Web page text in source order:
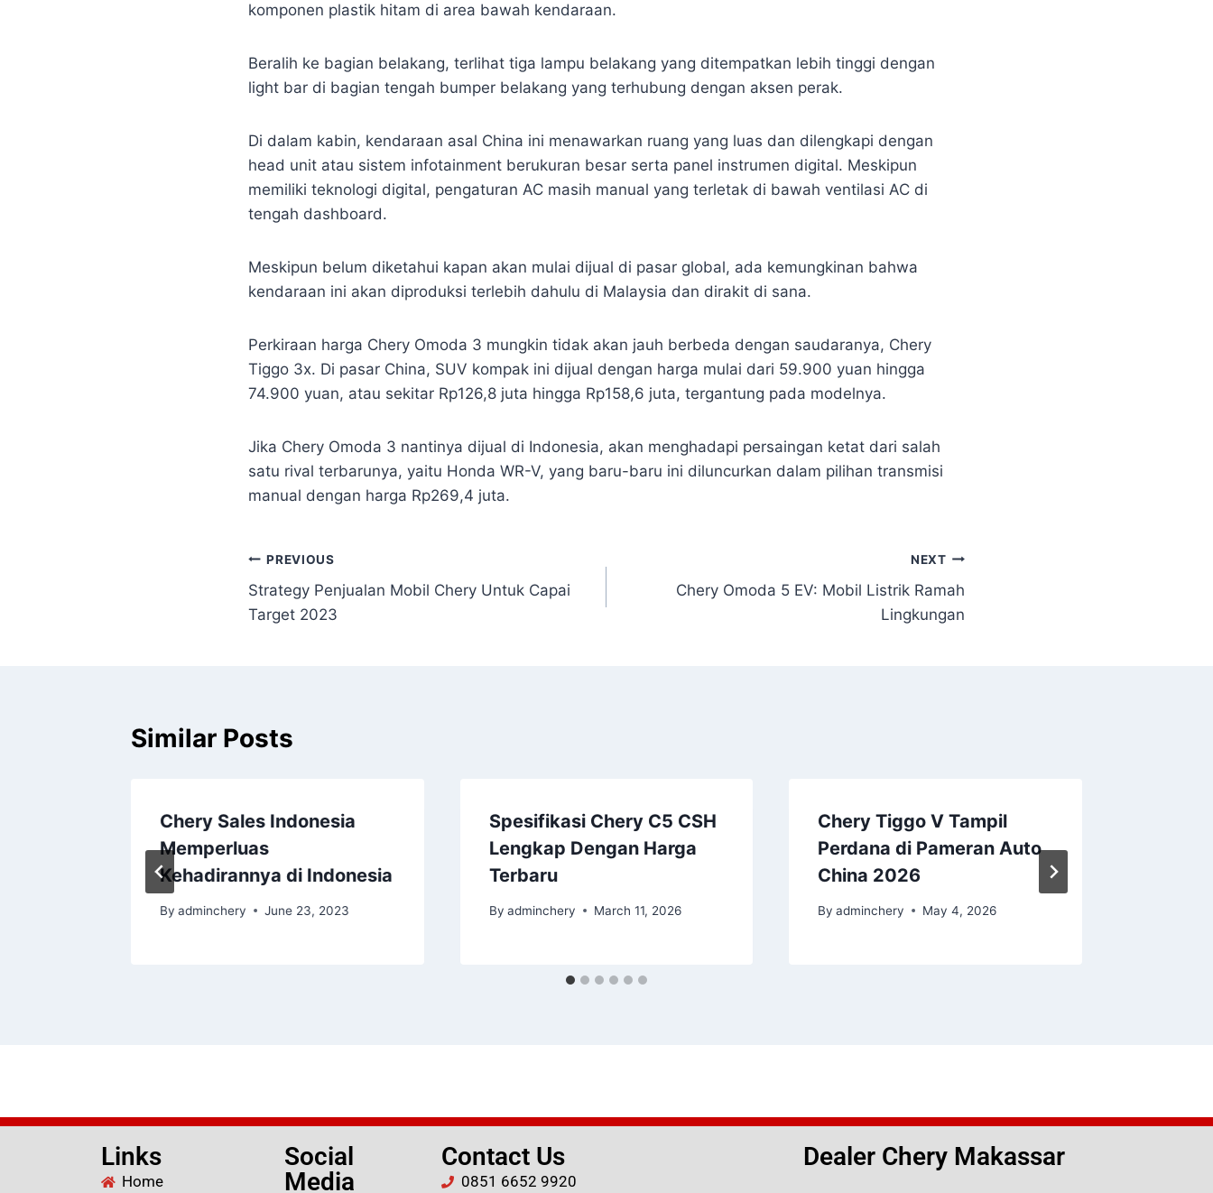
komponen plastik hitam di area bawah kendaraan.
Beralih ke bagian belakang, terlihat tiga lampu belakang yang ditempatkan lebih tinggi dengan
light bar di bagian tengah bumper belakang yang terhubung dengan aksen perak.
Di dalam kabin, kendaraan asal China ini menawarkan ruang yang luas dan dilengkapi dengan
head unit atau sistem infotainment berukuran besar serta panel instrumen digital. Meskipun
memiliki teknologi digital, pengaturan AC masih manual yang terletak di bawah ventilasi AC di
tengah dashboard.
Meskipun belum diketahui kapan akan mulai dijual di pasar global, ada kemungkinan bahwa
kendaraan ini akan diproduksi terlebih dahulu di Malaysia dan dirakit di sana.
Perkiraan harga Chery Omoda 3 mungkin tidak akan jauh berbeda dengan saudaranya, Chery
Tiggo 3x. Di pasar China, SUV kompak ini dijual dengan harga mulai dari 59.900 yuan hingga
74.900 yuan, atau sekitar Rp126,8 juta hingga Rp158,6 juta, tergantung pada modelnya.
Jika Chery Omoda 3 nantinya dijual di Indonesia, akan menghadapi persaingan ketat dari salah
satu rival terbarunya, yaitu Honda WR-V, yang baru-baru ini diluncurkan dalam pilihan transmisi
manual dengan harga Rp269,4 juta.
PREVIOUS
Strategy Penjualan Mobil Chery Untuk Capai
Target 2023
NEXT
Chery Omoda 5 EV: Mobil Listrik Ramah
Lingkungan
Similar Posts
Chery Sales Indonesia
Memperluas
Kehadirannya di Indonesia
By adminchery June 23, 2023
Spesifikasi Chery C5 CSH
Lengkap Dengan Harga
Terbaru
By adminchery March 11, 2026
Chery Tiggo V Tampil
Perdana di Pameran Auto
China 2026
By adminchery May 4, 2026
Links
Home
Social
Media
Contact Us
0851 6652 9920
Dealer Chery Makassar